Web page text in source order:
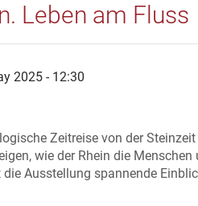
Leben am Fluss
2025 - 12:30
Zeitreise von der
wie der Rhein die
Ausstellung spannende